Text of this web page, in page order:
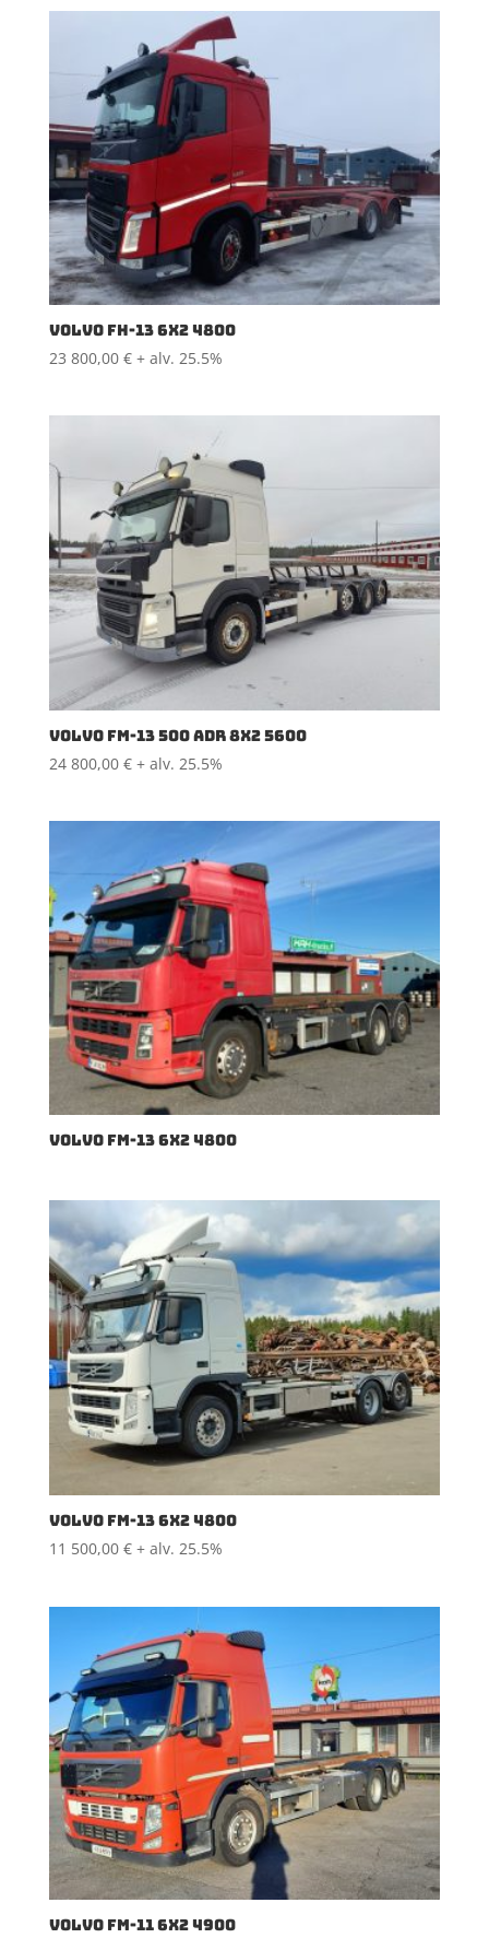
VOLVO FH-13 6X2 4800
23 800,00 € + alv. 25.5%
VOLVO FM-13 500 ADR 8X2 5600
24 800,00 € + alv. 25.5%
VOLVO FM-13 6X2 4800
VOLVO FM-13 6X2 4800
11 500,00 € + alv. 25.5%
VOLVO FM-11 6X2 4900